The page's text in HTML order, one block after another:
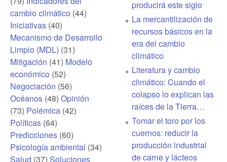
cambio climático (44)
Iniciativas (40)
Mecanismo de Desarrollo
Limpio (MDL) (31)
Mitigación (41) Modelo
económico (52)
Negociación (56)
Océanos (48) Opinión
(73) Polémica (42)
Políticas (64)
Predicciones (60)
Psicología ambiental (34)
Salud (37) Soluciones
producirá este siglo
La mercantilización de
recursos básicos en la
era del cambio
climático
Literatura y cambio
climático: Cuando el
colapso lo explican las
raíces de la Tierra…
Tomar el toro por los
cuernos: reducir la
producción industrial
de carne y lácteos